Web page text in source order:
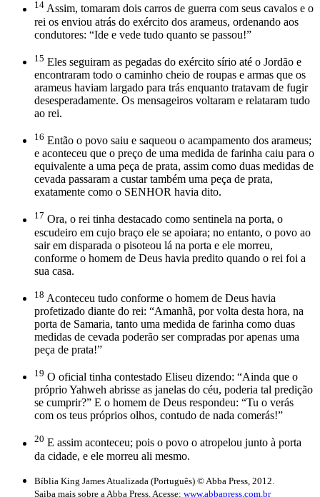
14 Assim, tomaram dois carros de guerra com seus cavalos e o
rei os enviou atrás do exército dos arameus, ordenando aos
condutores: “Ide e vede tudo quanto se passou!”
15 Eles seguiram as pegadas do exército sírio até o Jordão e
encontraram todo o caminho cheio de roupas e armas que os
arameus haviam largado para trás enquanto tratavam de fugir
desesperadamente. Os mensageiros voltaram e relataram tudo
ao rei.
16 Então o povo saiu e saqueou o acampamento dos arameus;
e aconteceu que o preço de uma medida de farinha caiu para o
equivalente a uma peça de prata, assim como duas medidas de
cevada passaram a custar também uma peça de prata,
exatamente como o SENHOR havia dito.
17 Ora, o rei tinha destacado como sentinela na porta, o
escudeiro em cujo braço ele se apoiara; no entanto, o povo ao
sair em disparada o pisoteou lá na porta e ele morreu,
conforme o homem de Deus havia predito quando o rei foi a
sua casa.
18 Aconteceu tudo conforme o homem de Deus havia
profetizado diante do rei: “Amanhã, por volta desta hora, na
porta de Samaria, tanto uma medida de farinha como duas
medidas de cevada poderão ser compradas por apenas uma
peça de prata!”
19 O oficial tinha contestado Eliseu dizendo: “Ainda que o
próprio Yahweh abrisse as janelas do céu, poderia tal predição
se cumprir?” E o homem de Deus respondeu: “Tu o verás
com os teus próprios olhos, contudo de nada comerás!”
20 E assim aconteceu; pois o povo o atropelou junto à porta
da cidade, e ele morreu ali mesmo.
Bíblia King James Atualizada (Português) © Abba Press, 2012.
Saiba mais sobre a Abba Press. Acesse: www.abbapress.com.br